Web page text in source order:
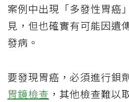
案例中出現「多發性胃癌
見，但也確實有可能因遺
發病。
要發現胃癌，必須進行鋇
胃鏡檢查 ，其他檢查難以